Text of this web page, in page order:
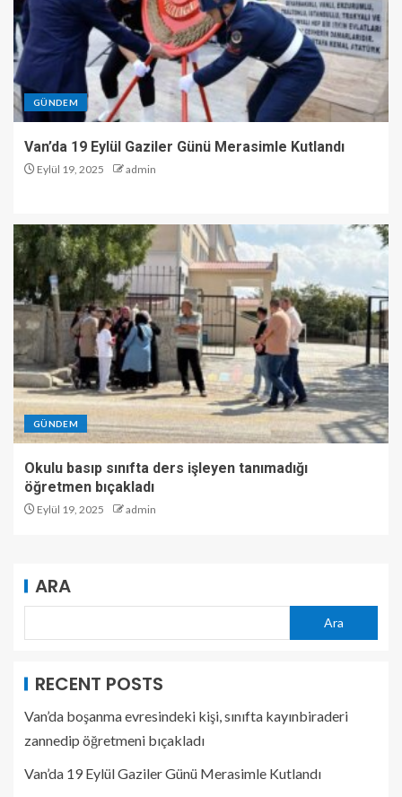
GÜNDEM
Van’da 19 Eylül Gaziler Günü Merasimle Kutlandı
Eylül 19, 2025 admin
GÜNDEM
Okulu basıp sınıfta ders işleyen tanımadığı
öğretmen bıçakladı
Eylül 19, 2025 admin
ARA
Ara
RECENT POSTS
Van’da boşanma evresindeki kişi, sınıfta kayınbiraderi
zannedip öğretmeni bıçakladı
Van’da 19 Eylül Gaziler Günü Merasimle Kutlandı